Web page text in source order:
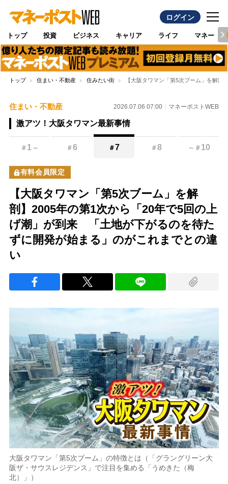
ログイン
トップ 投資 ビジネス キャリア ライフ マネー
トップ 住まい・不動産 住みたい街 【大阪タワマン「第5次ブーム」を解
住まい・不動産 2026.07.06 07:00 マネーポストWEB
激アツ！大阪タワマン最新事情
＃ 1 ～ ＃6 ＃7 ＃8 ～ ＃ 10
有料会員限定
【大阪タワマン「第5次ブーム」を解
剖】2005年の第1次から「20年で5回の上
げ潮」が到来 「土地が下がるのを待た
ずに開発が始まる」のがこれまでとの違
い
大阪タワマン「第5次ブーム」の特徴とは（「グラングリーン大
阪ザ・サウスレジデンス」で注目を集める「うめきた（梅
北）」）